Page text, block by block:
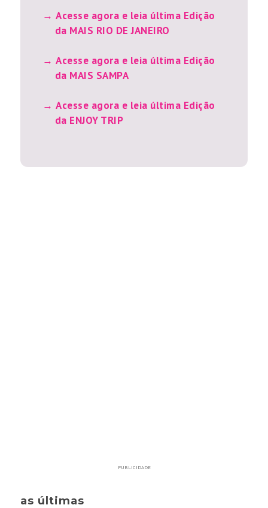
Acesse agora e leia última Edição
da MAIS RIO DE JANEIRO
Acesse agora e leia última Edição
da MAIS SAMPA
Acesse agora e leia última Edição
da ENJOY TRIP
PUBLICIDADE
as últimas